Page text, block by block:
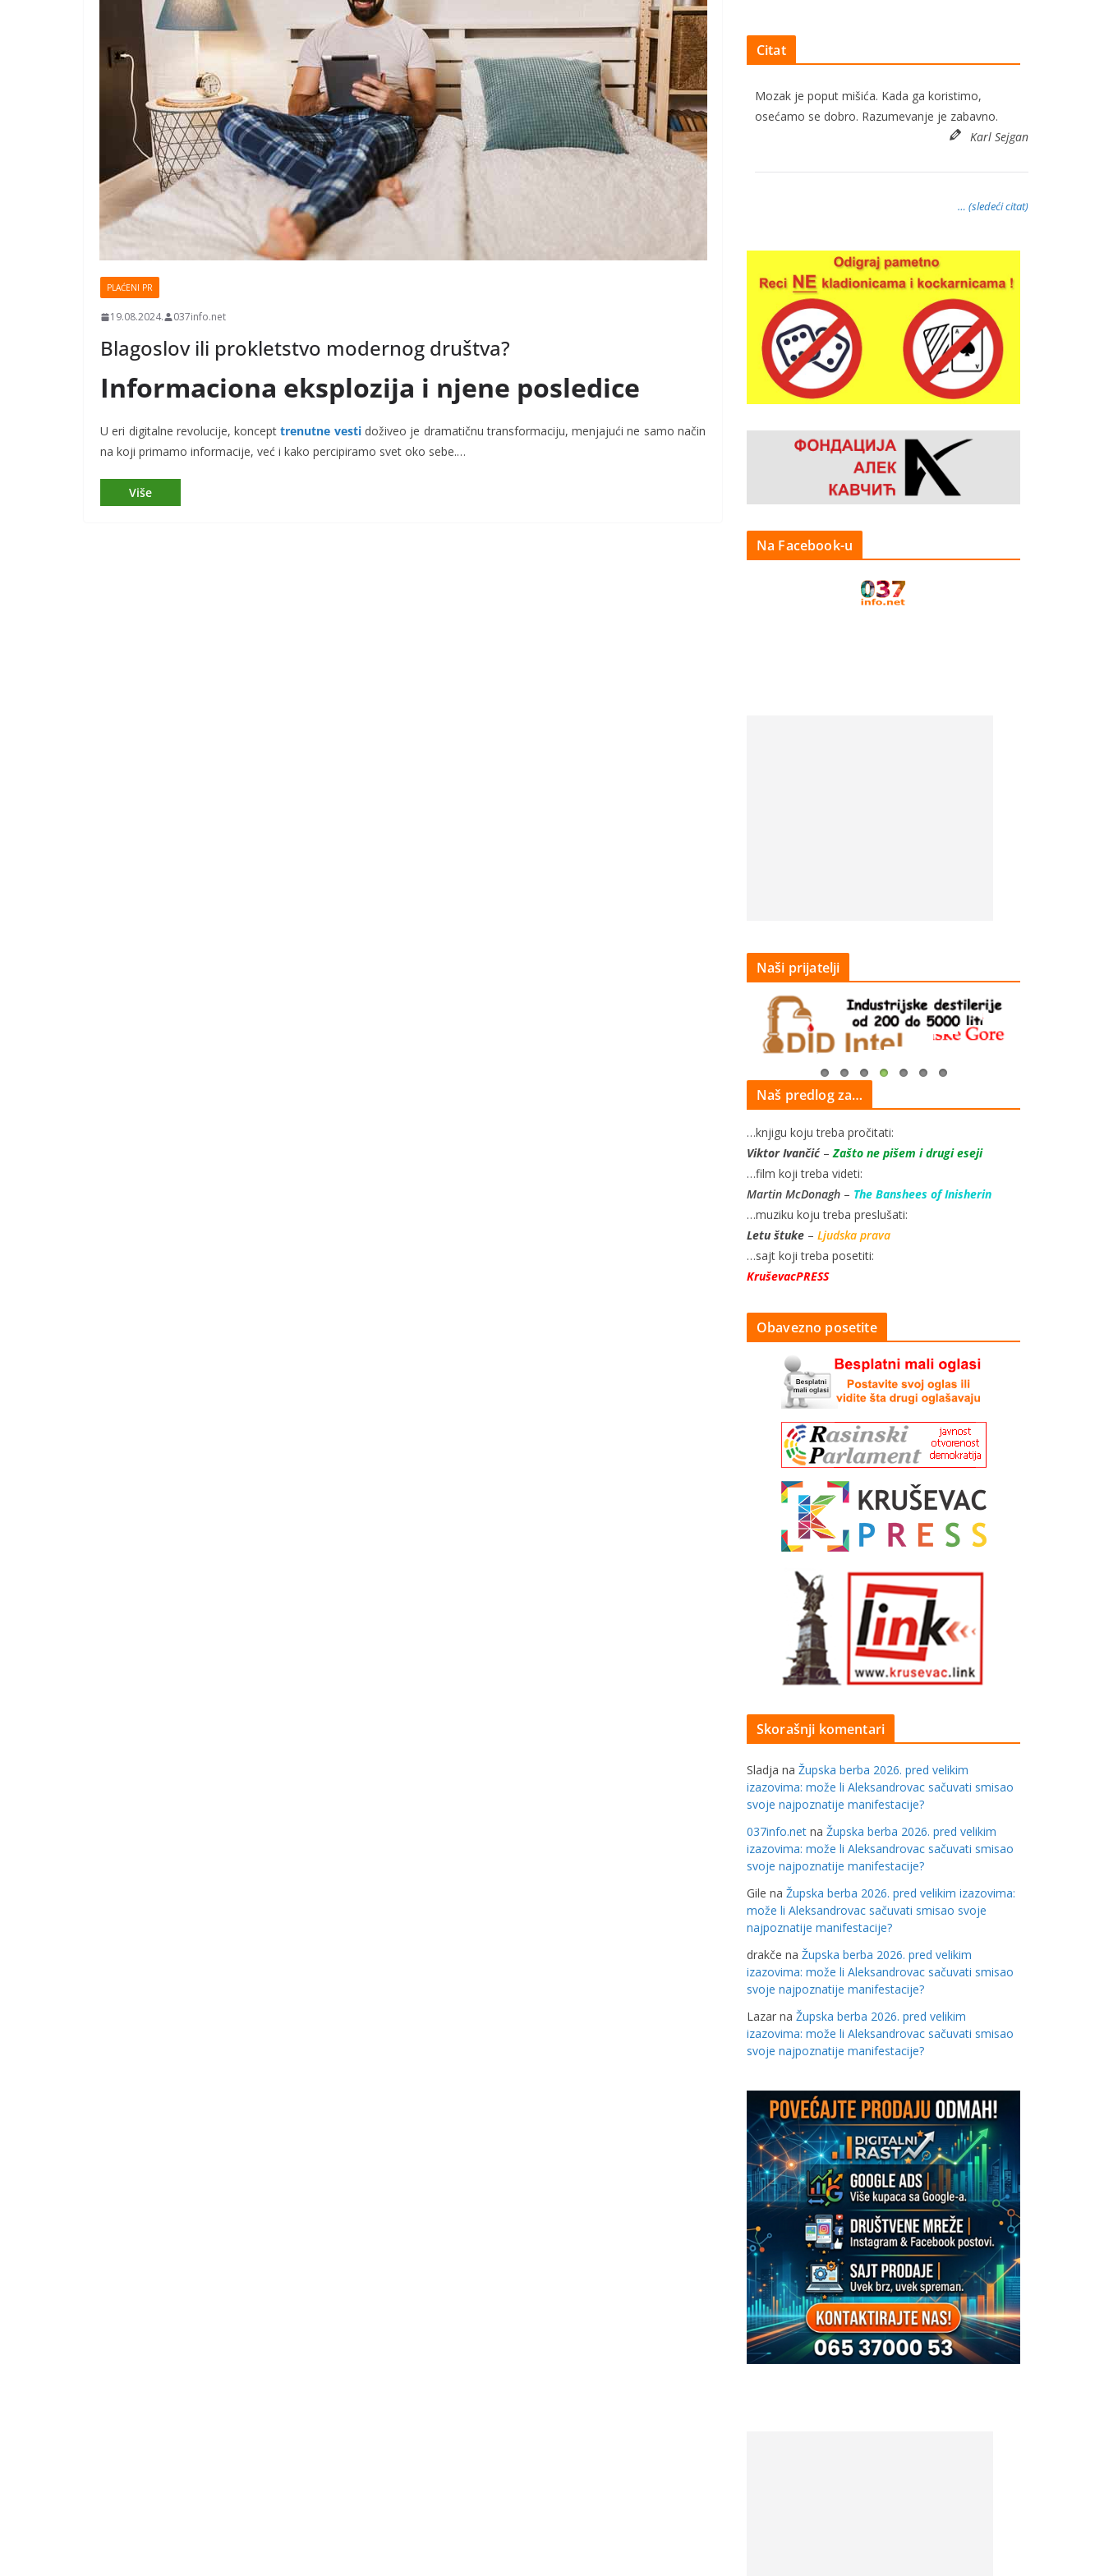
PLAĆENI PR
19.08.2024. 037info.net
Blagoslov ili prokletstvo modernog društva?
Informaciona eksplozija i njene posledice
U eri digitalne revolucije, koncepttrenutne vestidoživeo je dramatičnu transformaciju, menjajući ne samo način
na koji primamo informacije, već i kako percipiramo svet oko sebe.…
Citat
Mozak je poput mišića. Kada ga koristimo,
osećamo se dobro. Razumevanje je zabavno.
Karl Sejgan
… (sledeći citat)
Na Facebook-u
Naši prijatelji
Naš predlog za…
…knjigu koju treba pročitati:
Viktor Ivančić– Zašto ne pišem i drugi eseji
…film koji treba videti:
Martin McDonagh – The Banshees of Inisherin
…muziku koju treba preslušati:
Letu štuke – Ljudska prava
…sajt koji treba posetiti:
KruševacPRESS
Obavezno posetite
Skorašnji komentari
Sladja na Župska berba 2026. pred velikim
izazovima: može li Aleksandrovac sačuvati smisao
svoje najpoznatije manifestacije?
037info.net na Župska berba 2026. pred velikim
izazovima: može li Aleksandrovac sačuvati smisao
svoje najpoznatije manifestacije?
Gile na Župska berba 2026. pred velikim izazovima:
može li Aleksandrovac sačuvati smisao svoje
najpoznatije manifestacije?
drakče na Župska berba 2026. pred velikim
izazovima: može li Aleksandrovac sačuvati smisao
svoje najpoznatije manifestacije?
Lazar na Župska berba 2026. pred velikim
izazovima: može li Aleksandrovac sačuvati smisao
svoje najpoznatije manifestacije?